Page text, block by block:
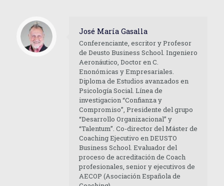
José María Gasalla
Conferenciante, escritor y Profesor
de Deusto Business School. Ingeniero
Aeronáutico, Doctor en C.
Enonómicas y Empresariales.
Diploma de Estudios avanzados en
Psicología Social. Línea de
investigacion “Confianza y
Compromiso”, Presidente del grupo
“Desarrollo Organizacional” y
“Talentum”. Co-director del Máster de
Coaching Ejecutivo en DEUSTO
Business School. Evaluador del
proceso de acreditación de Coach
profesionales, senior y ejecutivos de
AECOP (Asociación Española de